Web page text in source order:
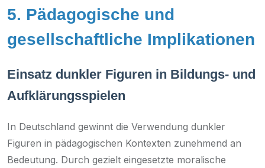
5. Pädagogische und
gesellschaftliche Implikationen
Einsatz dunkler Figuren in Bildungs- und
Aufklärungsspielen
In Deutschland gewinnt die Verwendung dunkler
Figuren in pädagogischen Kontexten zunehmend an
Bedeutung. Durch gezielt eingesetzte moralische